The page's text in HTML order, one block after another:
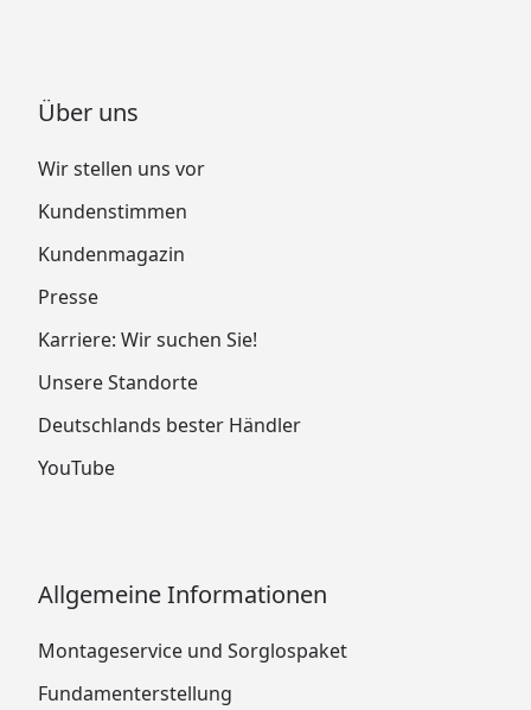
Über uns
Wir stellen uns vor
Kundenstimmen
Kundenmagazin
Presse
Karriere: Wir suchen Sie!
Unsere Standorte
Deutschlands bester Händler
YouTube
Allgemeine Informationen
Montageservice und Sorglospaket
Fundamenterstellung